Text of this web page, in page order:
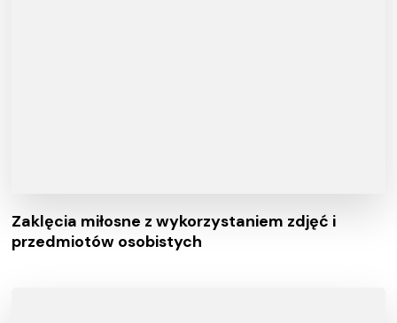
Zaklęcia miłosne z wykorzystaniem zdjęć i
przedmiotów osobistych